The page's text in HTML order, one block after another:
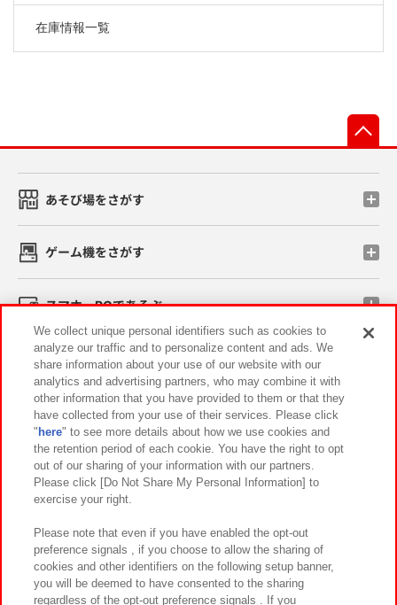
在庫情報一覧
あそび場をさがす
ゲーム機をさがす
スマホ・PCであそぶ
イベント・キャンペーン
関連会社 サステナビリティ サイトポリシー
プライバシーポリシー ウェブアクセシビリティ方針と検証結果
お取引先さまとともに
カスタマーハラスメント対応方針 よくあるご質問・お問い合わせ
We collect unique personal identifiers such as cookies to
analyze our traffic and to personalize content and ads. We
share information about your use of our website with our
analytics and advertising partners, who may combine it with
other information that you have provided to them or that they
have collected from your use of their services. Please click
" here" to see more details about how we use cookies and
the retention period of each cookie. You have the right to opt
out of our sharing of your information with our partners.
Please click [Do Not Share My Personal Information] to
exercise your right.
Please note that even if you have enabled the opt-out
preference signals , if you choose to allow the sharing of
cookies and other identifiers on the following setup banner,
you will be deemed to have consented to the sharing
regardless of the opt-out preference signals . If you